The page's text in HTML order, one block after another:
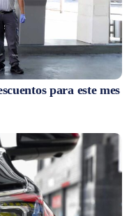
para este mes